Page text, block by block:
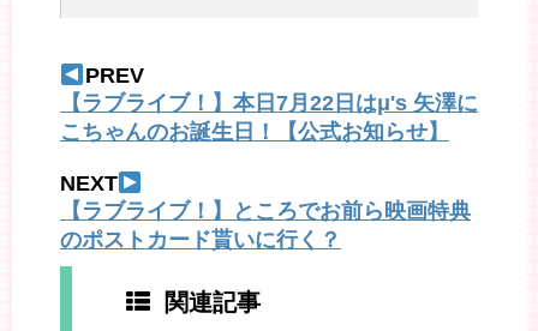
PREV
【ラブライブ！】本日7月22日はμ's 矢澤に
こちゃんのお誕生日！【公式お知らせ】
NEXT
【ラブライブ！】ところでお前ら映画特典
のポストカード貰いに行く？
関連記事